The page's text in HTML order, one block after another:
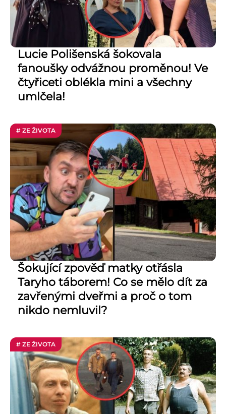
Lucie Polišenská šokovala
fanoušky odvážnou proměnou! Ve
čtyřiceti oblékla mini a všechny
umlčela!
# ZE ŽIVOTA
Šokující zpověď matky otřásla
Taryho táborem! Co se mělo dít za
zavřenými dveřmi a proč o tom
nikdo nemluvil?
# ZE ŽIVOTA